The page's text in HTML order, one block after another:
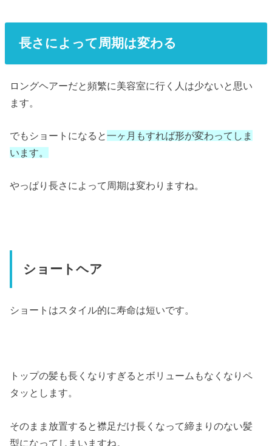
長さによって周期は変わる
ロングヘアーだと頻繁に美容室に行く人は少ないと思い
ます。
でもショートになると一ヶ月もすれば形が変わってしま
います。
やっぱり長さによって周期は変わりますね。
ショートヘア
ショートはスタイル的に寿命は短いです。
トップの髪も長くなりすぎるとボリュームもなくなりペ
タッとします。
そのまま放置すると襟足だけ長くなって締まりのない髪
型になってしまいますね。